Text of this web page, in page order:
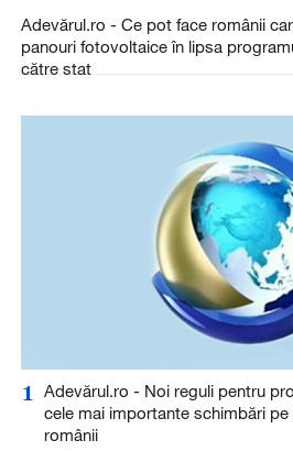
Adevărul.ro - Ce pot face românii
panouri fotovoltaice în lipsa
către stat
1
Adevărul.ro - Noi reguli pentru
cele mai importante schimbări
românii